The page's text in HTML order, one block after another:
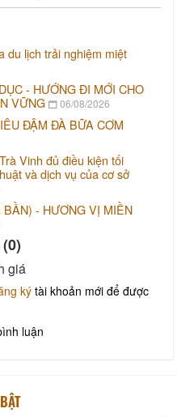
du lịch trải nghiệm miệt
- HƯỚNG ĐI MỚI CHO
VỮNG
06/08/2026
ĐẬM ĐÀ BỮA CƠM
Vinh đủ điều kiện tối
và dịch vụ của cơ sở
- HƯƠNG VỊ MIỀN
0)
giá
ký tài khoản mới để được
luận